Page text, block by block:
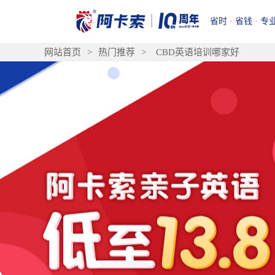
省时 · 省钱 · 专
网站首页 > 热门推荐 > CBD英语培训哪家好